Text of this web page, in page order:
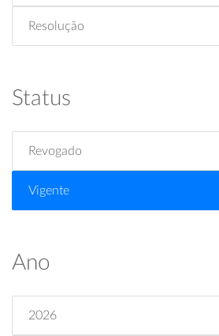
Resolução
Status
Revogado
Vigente
Ano
2026